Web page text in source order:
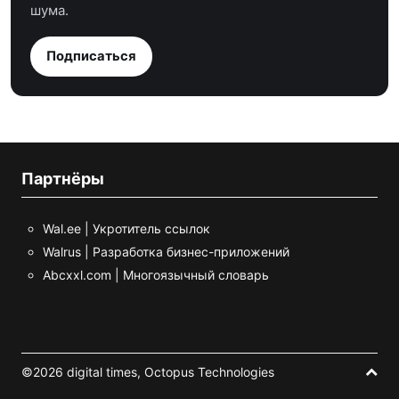
шума.
Подписаться
Партнёры
Wal.ee | Укротитель ссылок
Walrus | Разработка бизнес-приложений
Abcxxl.com | Многоязычный словарь
©2026 digital times, Octopus Technologies